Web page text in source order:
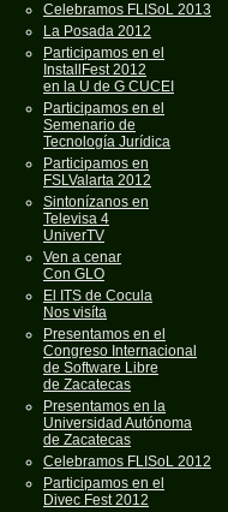
Celebramos FLISoL 2013
La Posada 2012
Participamos en el
InstallFest 2012
en la U de G CUCEI
Participamos en el
Semenario de
Tecnología Jurídica
Participamos en
FSLValarta 2012
Sintonízanos en
Televisa 4
UniverTV
Ven a cenar
Con GLO
El ITS de Cocula
Nos visíta
Presentamos en el
Congreso Internacional
de Software Libre
de Zacatecas
Presentamos en la
Universidad Autónoma
de Zacatecas
Celebramos FLISoL 2012
Participamos en el
Divec Fest 2012